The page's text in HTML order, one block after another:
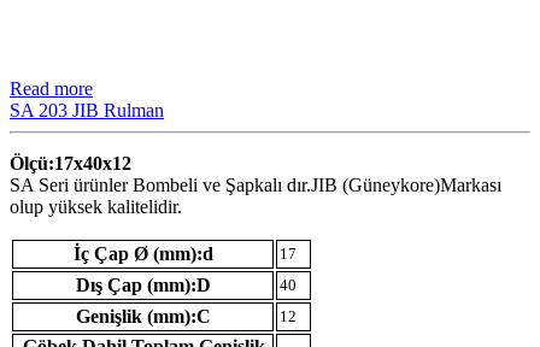
Read more
SA 203 JIB Rulman
Ölçü:17x40x12
SA Seri ürünler Bombeli ve Şapkalı dır.JIB (Güneykore)Markası
olup yüksek kalitelidir.
İç Çap Ø (mm):d 17
Dış Çap (mm):D 40
Genişlik (mm):C 12